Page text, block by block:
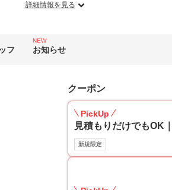
詳細情報を見る
フ
NEW
お知らせ
クーポン
PickUp
見積もりだけでもOK
新規限定